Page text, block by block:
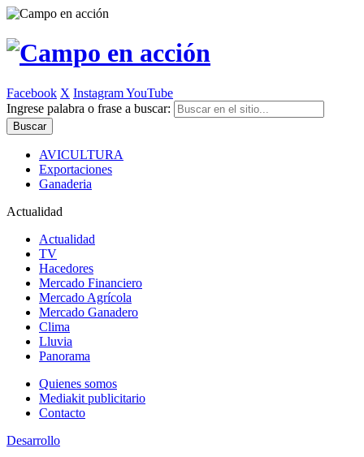
Facebook X InstagramYouTube
Ingrese palabra o frase a buscar:
AVICULTURA
Exportaciones
Ganaderia
Actualidad
Actualidad
TV
Hacedores
Mercado Financiero
Mercado Agrícola
Mercado Ganadero
Clima
Lluvia
Panorama
Quienes somos
Mediakit publicitario
Contacto
Desarrollo